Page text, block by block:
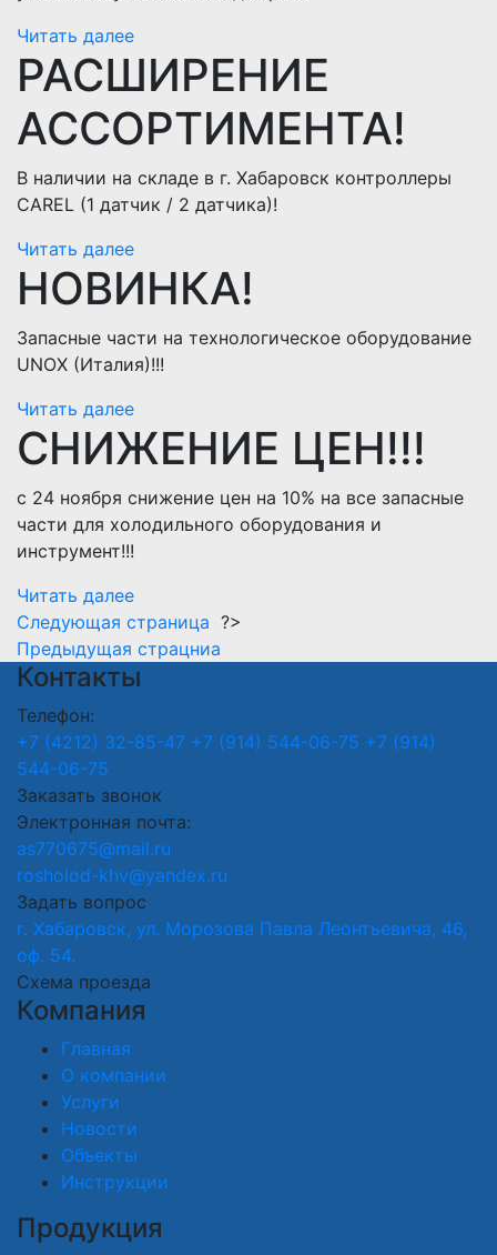
Читать далее
РАСШИРЕНИЕ
АССОРТИМЕНТА!
В наличии на складе в г. Хабаровск контроллеры
CAREL (1 датчик / 2 датчика)!
Читать далее
НОВИНКА!
Запасные части на технологическое оборудование
UNOX (Италия)!!!
Читать далее
СНИЖЕНИЕ ЦЕН!!!
с 24 ноября снижение цен на 10% на все запасные
части для холодильного оборудования и
инструмент!!!
Читать далее
Следующая страница
Предыдущая страцниа
?>
Контакты
Телефон:
+7 (4212) 32-85-47 +7 (914) 544-06-75 +7 (914)
544-06-75
Заказать звонок
Электронная почта:
as770675@mail.ru
rosholod-khv@yandex.ru
Задать вопрос
г. Хабаровск, ул. Морозова Павла Леонтьевича, 46,
оф. 54.
Схема проезда
Компания
Главная
О компании
Услуги
Новости
Объекты
Инструкции
Продукция